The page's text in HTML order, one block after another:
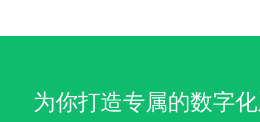
为你打造专属的数字